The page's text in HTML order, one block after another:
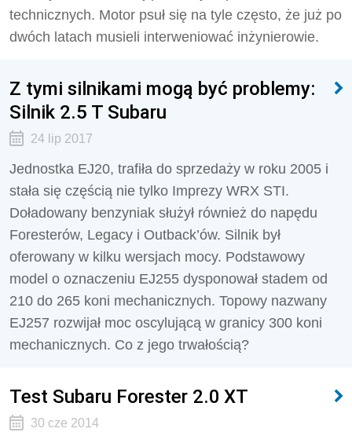
technicznych. Motor psuł się na tyle często, że już po
dwóch latach musieli interweniować inżynierowie.
Z tymi silnikami mogą być problemy:
Silnik 2.5 T Subaru
24 lip 2017
Jednostka EJ20, trafiła do sprzedaży w roku 2005 i
stała się częścią nie tylko Imprezy WRX STI.
Doładowany benzyniak służył również do napędu
Foresterów, Legacy i Outback’ów. Silnik był
oferowany w kilku wersjach mocy. Podstawowy
model o oznaczeniu EJ255 dysponował stadem od
210 do 265 koni mechanicznych. Topowy nazwany
EJ257 rozwijał moc oscylującą w granicy 300 koni
mechanicznych. Co z jego trwałością?
Test Subaru Forester 2.0 XT
30 cze 2014